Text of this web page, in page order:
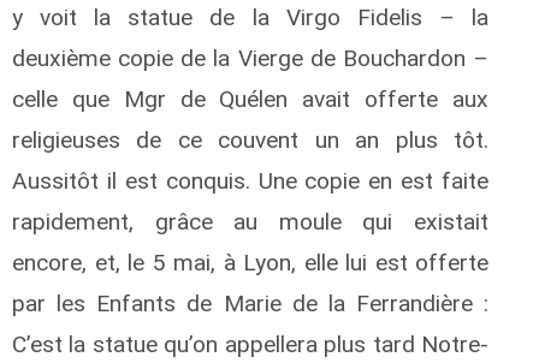
y voit la statue de la Virgo Fidelis – la
deuxième copie de la Vierge de Bouchardon –
celle que Mgr de Quélen avait offerte aux
religieuses de ce couvent un an plus tôt.
Aussitôt il est conquis. Une copie en est faite
rapidement, grâce au moule qui existait
encore, et, le 5 mai, à Lyon, elle lui est offerte
par les Enfants de Marie de la Ferrandière :
C’est la statue qu’on appellera plus tard Notre-